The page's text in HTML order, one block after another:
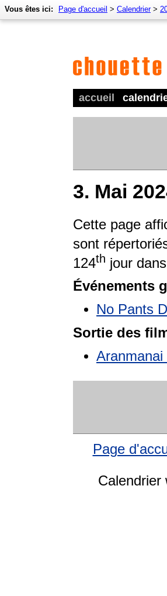
accueil
Vous êtes ici: Page d'accueil > Calendrier>
3. Mai
Cette page
sont
124th jour
Événements
No Pants
Sortie des
Aranmanai
Page
Calendrier